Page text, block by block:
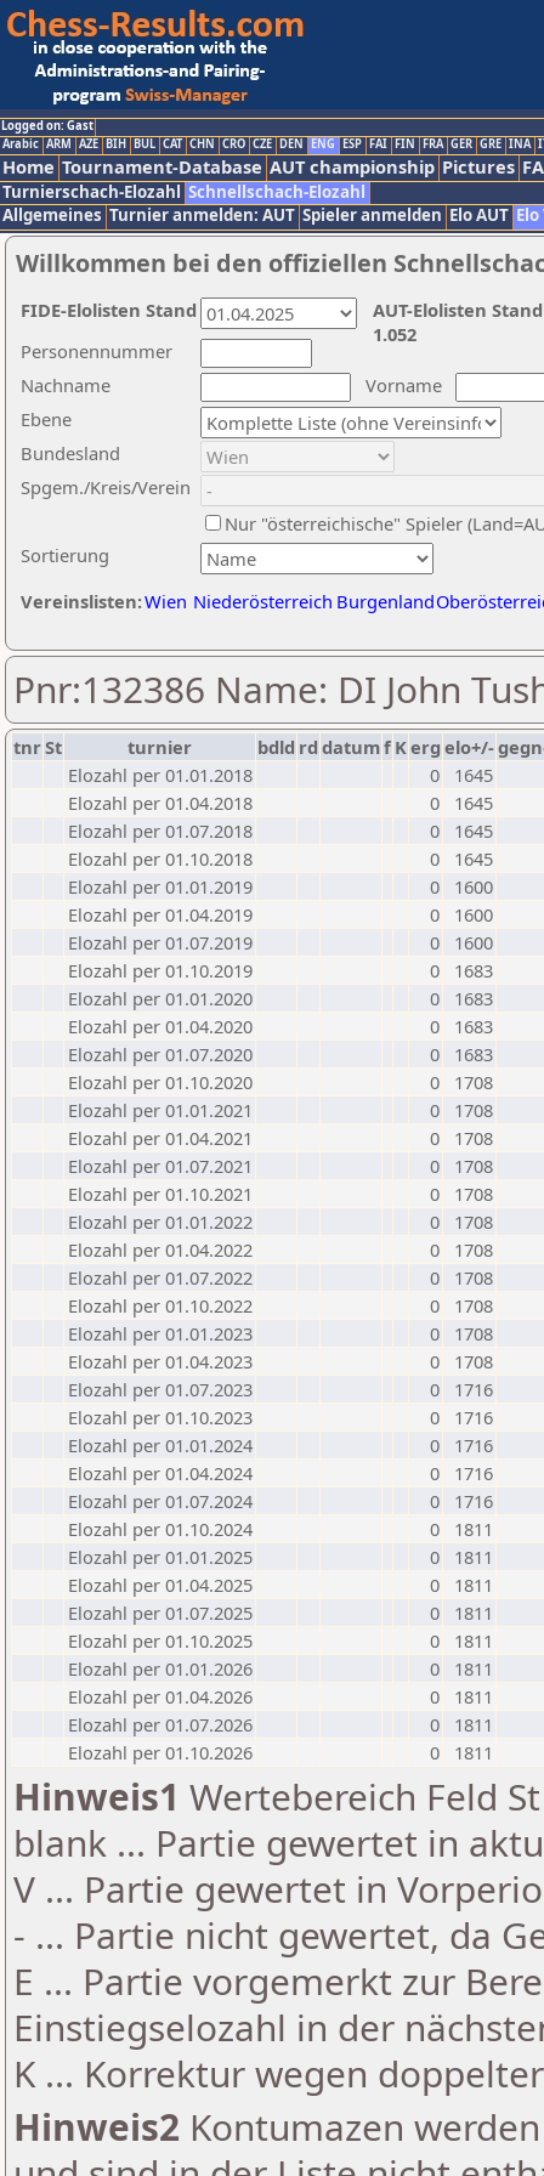
Logged on: Gast
Arabic ARM AZE BIH BUL CAT CHN CRO CZE DEN ENG ESP FAI FIN FRA GER GRE INA
Home Tournament-Database AUT championship Pictures
Turnierschach-Elozahl Schnellschach-Elozahl
Allgemeines Turnier anmelden: AUT Spieler anmelden Elo AUT
Willkommen bei den offiziellen
Nachname
Vorname
Ebene
Sortierung
Personennummer
Bundesland
Spgem./Kreis/Verein
Nur "österreichische" Spieler
Vereinslisten:Wien Niederösterreich Burgenland
AUT-Elolisten
1.052
FIDE-Elolisten Stand
Pnr:132386 Name: DI John
tnrSt turnier bdld rd datumf Kerg elo+/-
Elozahl per 01.01.2018
0
1645
Elozahl per 01.04.2018
0
1645
Elozahl per 01.07.2018
0
1645
Elozahl per 01.10.2018
0
1645
Elozahl per 01.01.2019
0
1600
Elozahl per 01.04.2019
0
1600
Elozahl per 01.07.2019
0
1600
Elozahl per 01.10.2019
0
1683
Elozahl per 01.01.2020
0
1683
Elozahl per 01.04.2020
0
1683
Elozahl per 01.07.2020
0
1683
Elozahl per 01.10.2020
0
1708
Elozahl per 01.01.2021
0
1708
Elozahl per 01.04.2021
0
1708
Elozahl per 01.07.2021
0
1708
Elozahl per 01.10.2021
0
1708
Elozahl per 01.01.2022
0
1708
Elozahl per 01.04.2022
0
1708
Elozahl per 01.07.2022
0
1708
Elozahl per 01.10.2022
0
1708
Elozahl per 01.01.2023
0
1708
Elozahl per 01.04.2023
0
1708
Elozahl per 01.07.2023
0
1716
Elozahl per 01.10.2023
0
1716
Elozahl per 01.01.2024
0
1716
Elozahl per 01.04.2024
0
1716
Elozahl per 01.07.2024
0
1716
Elozahl per 01.10.2024
0
1811
Elozahl per 01.01.2025
0
1811
Elozahl per 01.04.2025
0
1811
Elozahl per 01.07.2025
0
1811
Elozahl per 01.10.2025
0
1811
Elozahl per 01.01.2026
0
1811
Elozahl per 01.04.2026
0
1811
Elozahl per 01.07.2026
0
1811
Elozahl per 01.10.2026
0 1811
Hinweis1 Wertebereich Feld
blank ... Partie gewertet in
V ... Partie gewertet in
- ... Partie nicht gewertet, da
E ... Partie vorgemerkt zur
Einstiegselozahl in der
K ... Korrektur wegen
Hinweis2 Kontumazen